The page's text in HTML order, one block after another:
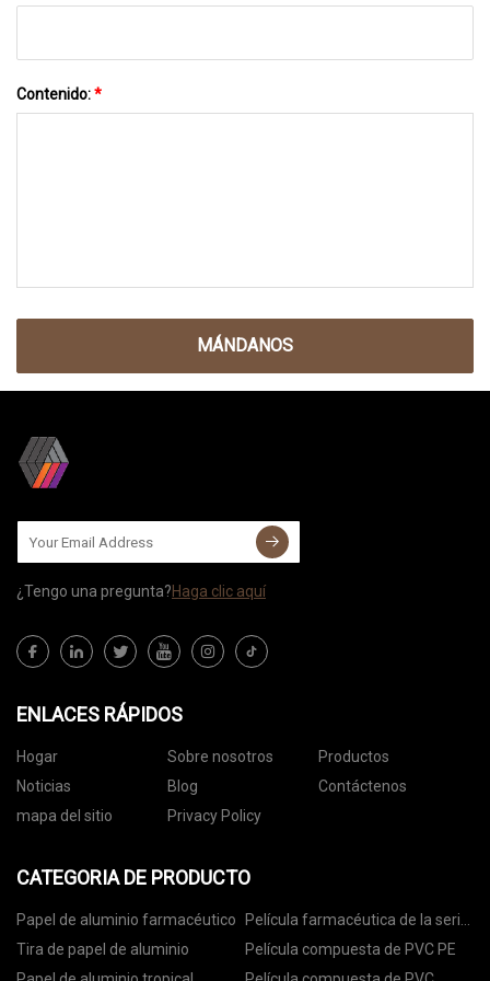
Contenido:*
MÁNDANOS
¿Tengo una pregunta?Haga clic aquí
ENLACES RÁPIDOS
Hogar Sobre nosotros
Productos
Noticias
Blog
Contáctenos
mapa del sitio
Privacy Policy
CATEGORIA DE PRODUCTO
Papel de aluminio farmacéutico
Película farmacéutica de la serie
PVC
Tira de papel de aluminio
Película compuesta de PVC PE